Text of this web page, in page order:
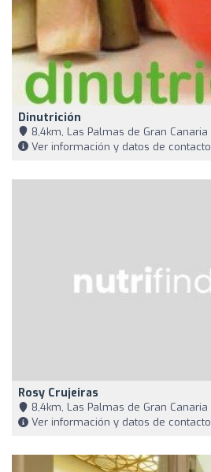
Dinutrición
8,4km, Las Palmas de Gran Canaria
Ver información y datos de contacto
Rosy Crujeiras
8,4km, Las Palmas de Gran Canaria
Ver información y datos de contacto